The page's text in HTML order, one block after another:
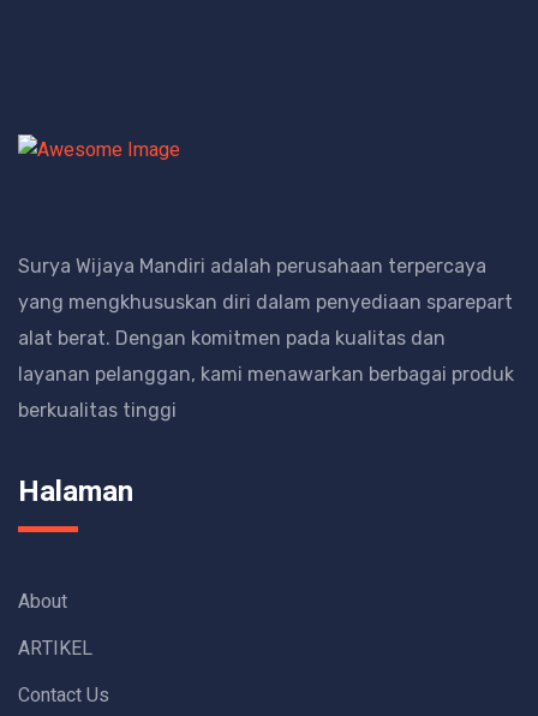
Surya Wijaya Mandiri adalah perusahaan terpercaya
yang mengkhususkan diri dalam penyediaan sparepart
alat berat. Dengan komitmen pada kualitas dan
layanan pelanggan, kami menawarkan berbagai produk
berkualitas tinggi
Halaman
About
ARTIKEL
Contact Us